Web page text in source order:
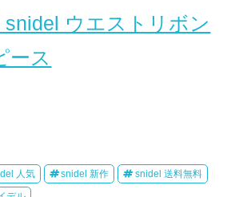
snidel ウエストリボン
ース
人気 snidel 新作 snidel 送料無料